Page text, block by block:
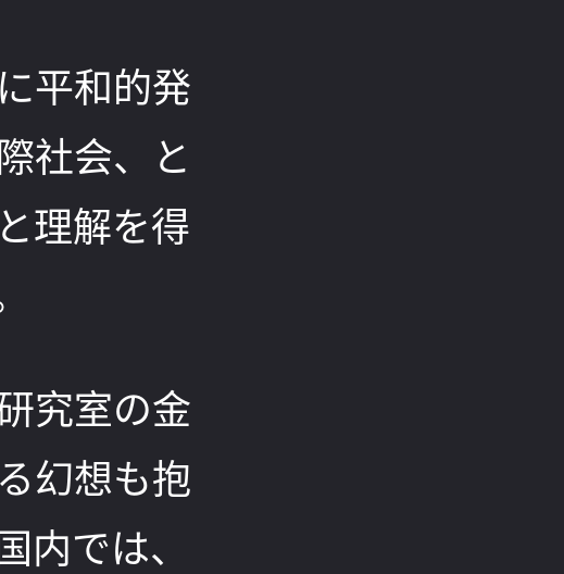
平和的発
社会、と
理解を得
究室の金
幻想も抱
内では、